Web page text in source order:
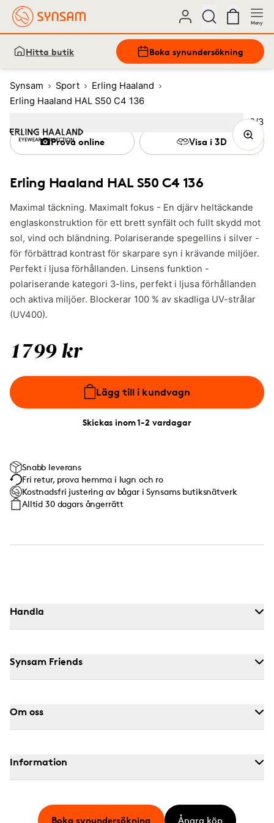
Meny
Hitta butik Boka synundersökning
Synsam Sport
Erling Haaland
Erling Haaland HAL S50 C4 136
Erling Haaland HAL S50 C4 136
Maximal täckning. Maximalt fokus - En djärv heltäckande
englaskonstruktion för ett brett synfält och fullt skydd mot
sol, vind och bländning. Polariserande spegellins i silver -
för förbättrad kontrast för skarpare syn i krävande miljöer.
Perfekt i ljusa förhållanden. Linsens funktion -
polariserande kategori 3-lins, perfekt i ljusa förhållanden
och aktiva miljöer. Blockerar 100 % av skadliga UV-strålar
(UV400).
1799 kr
Lägg till i kundvagn
Skickas inom 1-2 vardagar
Prova online Visa i 3D
Snabb leverans
Fri retur, prova hemma i lugn och ro
Kostnadsfri justering av bågar i Synsams butiksnätverk
Alltid 30 dagars ångerrätt
Bild
2/3
Image1 3
Handla
Synsam Friends
Om oss
Information
Boka synundersökning Ångra köp